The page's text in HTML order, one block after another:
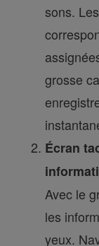
sons.
grosse
Écran
Avec le
les
yeux.